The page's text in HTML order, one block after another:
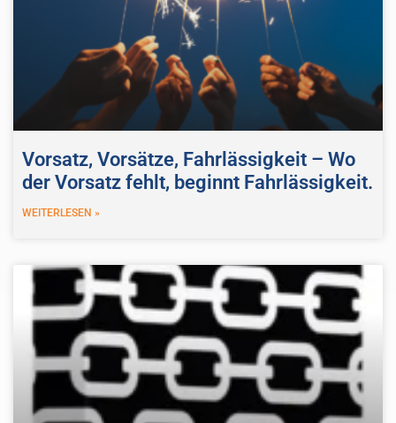
Vorsatz, Vorsätze, Fahrlässigkeit – Wo
der Vorsatz fehlt, beginnt Fahrlässigkeit.
WEITERLESEN »